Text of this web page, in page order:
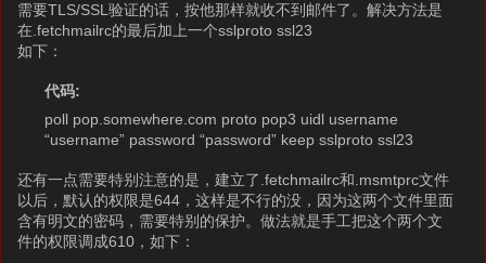
需要TLS/SSL验证的话，按他那样就收不到邮件了。解决方法是
在.fetchmailrc的最后加上一个sslproto ssl23
如下：
代码:
poll pop.somewhere.com proto pop3 uidl username
“username” password “password” keep sslproto ssl23
还有一点需要特别注意的是，建立了.fetchmailrc和.msmtprc文件
以后，默认的权限是644，这样是不行的没，因为这两个文件里面
含有明文的密码，需要特别的保护。做法就是手工把这个两个文
件的权限调成610，如下：